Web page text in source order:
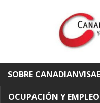
SOBRE
OCUPACIÓN Y EMPLEO